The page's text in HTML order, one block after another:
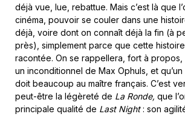
déjà vue, lue, rebattue. Mais c’est là que
cinéma, pouvoir se couler dans une
déjà, voire dont on connaît déjà la fin (à
près), simplement parce que cette
racontée. On se rappellera, fort à
un inconditionnel de Max Ophuls, et qu’un
doit beaucoup au maître français. C’est
peut-être la légèreté de La Ronde, que
principale qualité de Last Night: son